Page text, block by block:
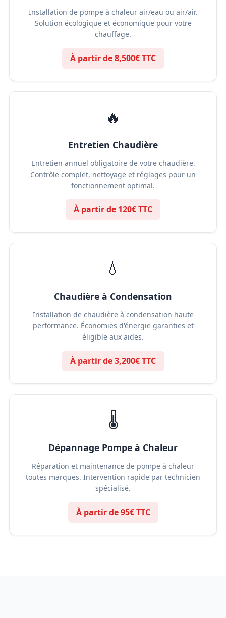
Installation de pompe à chaleur air/eau ou air/air.
Solution écologique et économique pour votre
chauffage.
À partir de 8,500€ TTC
🔥
Entretien Chaudière
Entretien annuel obligatoire de votre chaudière.
Contrôle complet, nettoyage et réglages pour un
fonctionnement optimal.
À partir de 120€ TTC
💧
Chaudière à Condensation
Installation de chaudière à condensation haute
performance. Économies d'énergie garanties et
éligible aux aides.
À partir de 3,200€ TTC
🌡️
Dépannage Pompe à Chaleur
Réparation et maintenance de pompe à chaleur
toutes marques. Intervention rapide par technicien
spécialisé.
À partir de 95€ TTC